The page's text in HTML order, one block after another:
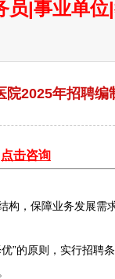
2025年招聘编
点击咨询
，保障业务发展需
”的原则，实行招聘